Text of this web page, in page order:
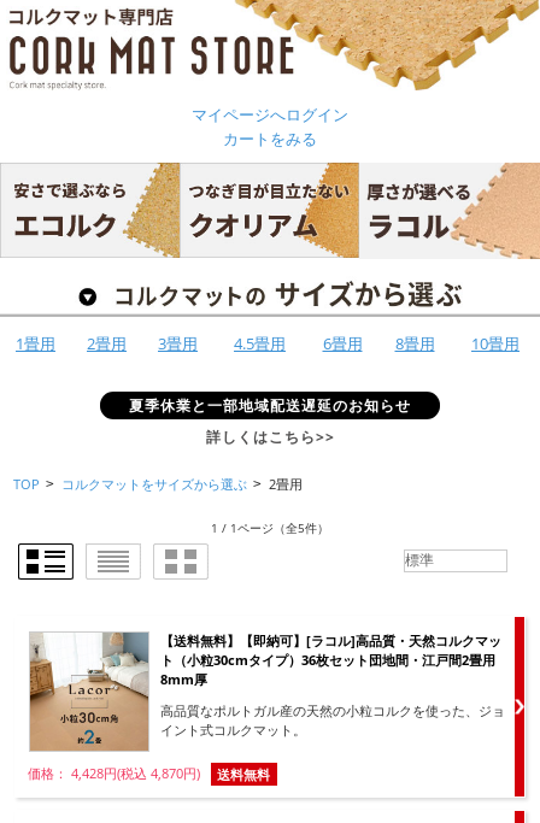
マイページへログイン
カートをみる
1畳用 2畳用 3畳用 4.5畳用 6畳用 8畳用 10畳用
夏季休業と一部地域配送遅延のお知らせ
詳しくはこちら>>
TOP > コルクマットをサイズから選ぶ > 2畳用
1 / 1ページ （全5件）
【送料無料】【即納可】[ラコル]高品質・天然コルクマッ
ト（小粒30cmタイプ）36枚セット団地間・江戸間2畳用
8mm厚
高品質なポルトガル産の天然の小粒コルクを使った、ジョ
イント式コルクマット。
価格： 4,428円(税込 4,870円) 送料無料